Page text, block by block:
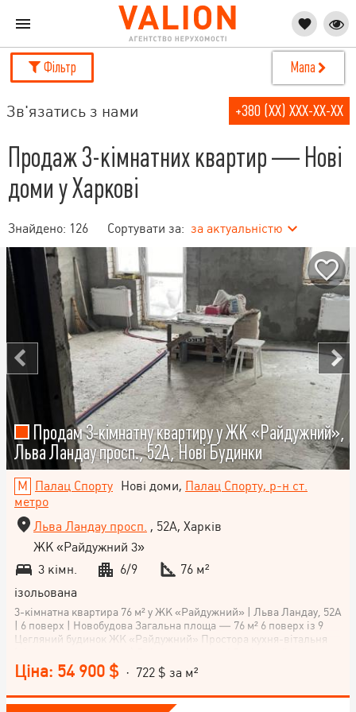
Фільтр Мапа
Зв'язатись з нами +380 (XX) XXX-XX-XX
Продаж 3-кімнатних квартир — Нові
доми у Харкові
Знайдено: 126 Сортувати за: за актуальністю
Продам 3-кімнатну квартиру у ЖК «Райдужний»,
Льва Ландау просп., 52А, Нові Будинки
Палац Спорту Нові доми, Палац Спорту, р-н ст.
метро
Льва Ландау просп. , 52А, Харків
ЖК «Райдужний 3»
3 кімн.
6/9
76 м²
ізольована
3-кімнатна квартира 76 м² у ЖК «Райдужний» | Льва Ландау, 52А
| 6 поверх | Новобудова Загальна площа — 76 м² 6 поверх із 9
Цегляний будинок ЖК «Райдужний» Простора кухня-вітальня
Великий балкон Уже виконано найскладніше: демонтовано старі
перегородки та виконано нове сучасне планування; кухня
об'єднана з вітальнею; пробито дві шахти під кондиціонери;
встановлено новий індивідуальний лічильник тепла; немає
Ціна: 54 900 $ · 722 $ за м²